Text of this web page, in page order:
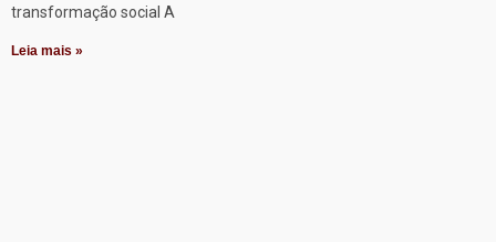
transformação social A
Leia mais »